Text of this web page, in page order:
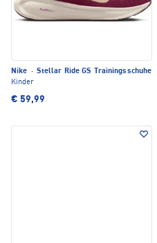
Nike · Stellar Ride GS Trainingsschuhe
Kinder
€ 59,99